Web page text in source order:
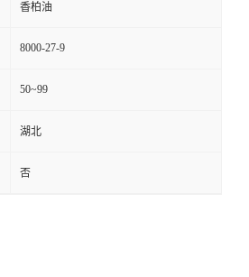
香柏油
8000-27-9
50~99
湖北
否